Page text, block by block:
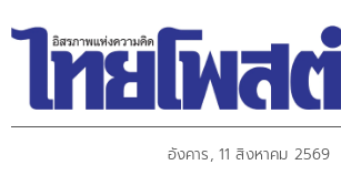
อังคาร, 11 สิงหาคม 2569